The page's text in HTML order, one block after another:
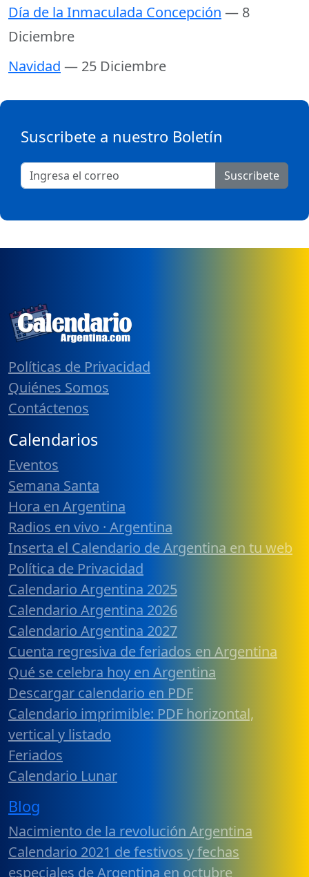
Día de la Inmaculada Concepción — 8
Diciembre
Navidad — 25 Diciembre
Suscribete a nuestro Boletín
Suscribete
Políticas de Privacidad
Quiénes Somos
Contáctenos
Calendarios
Eventos
Semana Santa
Hora en Argentina
Radios en vivo · Argentina
Inserta el Calendario de Argentina en tu web
Política de Privacidad
Calendario Argentina 2025
Calendario Argentina 2026
Calendario Argentina 2027
Cuenta regresiva de feriados en Argentina
Qué se celebra hoy en Argentina
Descargar calendario en PDF
Calendario imprimible: PDF horizontal,
vertical y listado
Feriados
Calendario Lunar
Blog
Nacimiento de la revolución Argentina
Calendario 2021 de festivos y fechas
especiales de Argentina en octubre